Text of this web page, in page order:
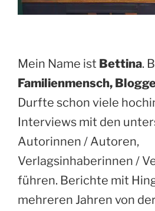
Mein Name ist Bettina.
Familienmensch,
Durfte schon viele
Interviews mit den
Autorinnen / Autoren,
Verlagsinhaberinnen /
führen. Berichte mit
mehreren Jahren von